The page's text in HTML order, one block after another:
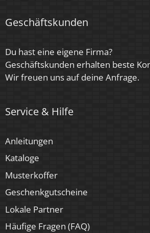
Herstellergarantie
Marke / Hersteller
Luxvenum
Geschäftskunden
Du hast eine eigene Firma?
Geschäftskunden erhalten beste
Wir freuen uns auf deine Anfrage.
Service & Hilfe
Anleitungen
Kataloge
Musterkoffer
Geschenkgutscheine
Lokale Partner
Häufige Fragen (FAQ)